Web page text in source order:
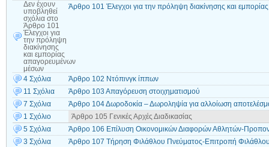
Δεν έχουν
υποβληθεί
σχόλια στο
Άρθρο 101
Έλεγχοι για
την πρόληψη
διακίνησης
και εμπορίας
απαγορευμένων
μέσων
Άρθρο 101 Έλεγχοι για την πρόληψη διακίνησης και
4 Σχόλια
Άρθρο 102 Ντόπινγκ ίππων
11 Σχόλια
Άρθρο 103 Απαγόρευση στοιχηματισμού
7 Σχόλια
Άρθρο 104 Δωροδοκία – Δωροληψία για αλλοίωση
1 Σχόλιο
Άρθρο 105 Γενικές Αρχές Διαδικασίας
5 Σχόλια
Άρθρο 106 Επίλυση Οικονομικών Διαφορών Αθλητών-
3 Σχόλια
Άρθρο 107 Τήρηση Φιλάθλου Πνεύματος-Επιτροπή